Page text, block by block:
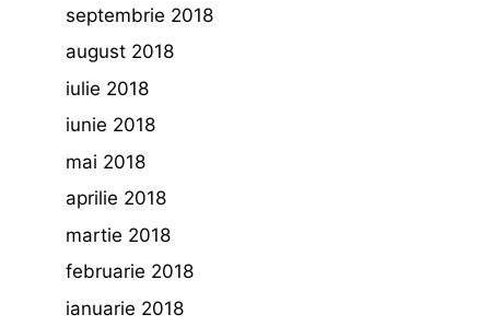
septembrie 2018
august 2018
iulie 2018
iunie 2018
mai 2018
aprilie 2018
martie 2018
februarie 2018
ianuarie 2018